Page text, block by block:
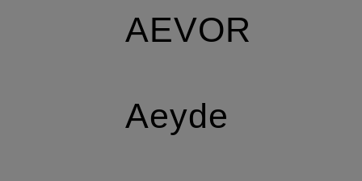
AEVOR
Aeyde